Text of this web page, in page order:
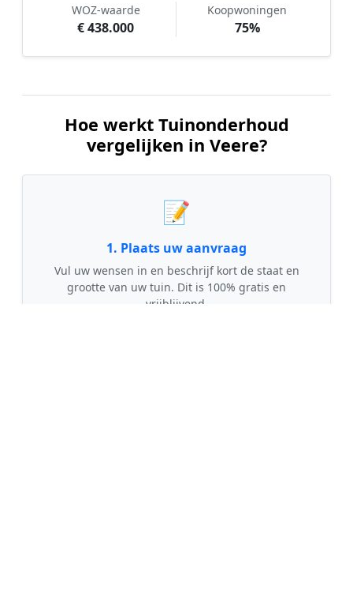
WOZ-waarde
€ 438.000
Koopwoningen
75%
Hoe werkt Tuinonderhoud
vergelijken in Veere?
📝
1. Plaats uw aanvraag
Vul uw wensen in en beschrijf kort de staat en
grootte van uw tuin. Dit is 100% gratis en
vrijblijvend.